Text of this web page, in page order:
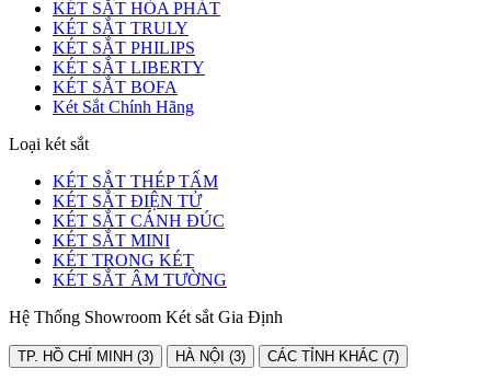
KÉT SẮT HÒA PHÁT
KÉT SẮT TRULY
KÉT SẮT PHILIPS
KÉT SẮT LIBERTY
KÉT SẮT BOFA
Két Sắt Chính Hãng
Loại két sắt
KÉT SẮT THÉP TẤM
KÉT SẮT ĐIỆN TỬ
KÉT SẮT CÁNH ĐÚC
KÉT SẮT MINI
KÉT TRONG KÉT
KÉT SẮT ÂM TƯỜNG
Hệ Thống Showroom Két sắt Gia Định
TP. HỒ CHÍ MINH (3) HÀ NỘI (3) CÁC TỈNH KHÁC (7)